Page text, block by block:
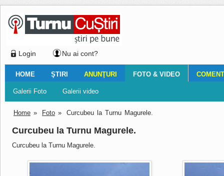
Login Nu ai cont?
HOME
Ştiri locale Turnaţi aici!
ŞTIRI
Ştiri locale Ştiri din ţară
ANUNŢURI
Imobiliare Auto Închirieri
FOTO & VIDEO
Galerii Foto Galerii video
Comentariul zilei
Home » Foto » Curcubeu la Turnu Magurele.
Curcubeu la Turnu Magurele.
Curcubeu la Turnu Magurele.